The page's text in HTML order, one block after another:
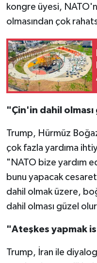
kongre üyesi,
olmasından çok
"Çin'in dahil
Trump, Hürmüz
çok fazla yardıma
"NATO bize yardım
bunu yapacak
dahil olmak üzere,
dahil olması güzel
"Ateşkes yapmak
Trump, İran ile